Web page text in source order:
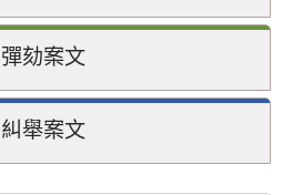
彈劾案文
糾舉案文